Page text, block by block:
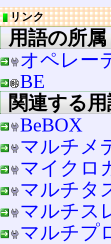
リンク
用語の所属
オペレー
BE
関連する
BeBOX
マルチメ
マイクロ
マルチタ
マルチス
マルチプ